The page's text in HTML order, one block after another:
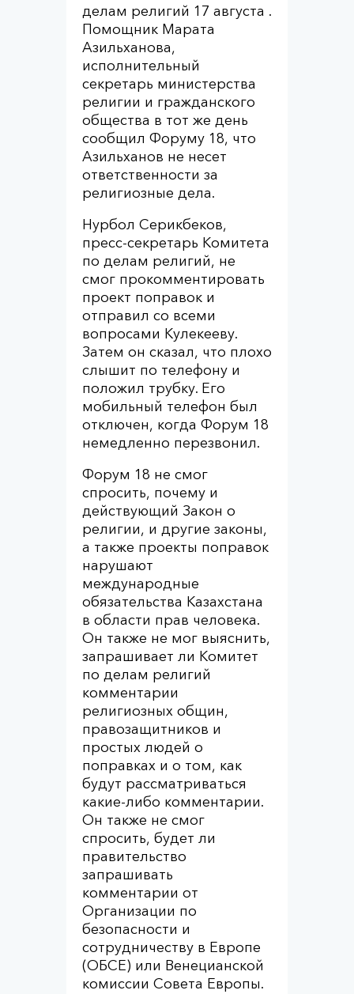
делам религий 17 августа .
Помощник Марата
Азильханова,
исполнительный
секретарь министерства
религии и гражданского
общества в тот же день
сообщил Форуму 18, что
Азильханов не несет
ответственности за
религиозные дела.
Нурбол Серикбеков,
пресс-секретарь Комитета
по делам религий, не
смог прокомментировать
проект поправок и
отправил со всеми
вопросами Кулекееву.
Затем он сказал, что плохо
слышит по телефону и
положил трубку. Его
мобильный телефон был
отключен, когда Форум 18
немедленно перезвонил.
Форум 18 не смог
спросить, почему и
действующий Закон о
религии, и другие законы,
а также проекты поправок
нарушают
международные
обязательства Казахстана
в области прав человека.
Он также не мог выяснить,
запрашивает ли Комитет
по делам религий
комментарии
религиозных общин,
правозащитников и
простых людей о
поправках и о том, как
будут рассматриваться
какие-либо комментарии.
Он также не смог
спросить, будет ли
правительство
запрашивать
комментарии от
Организации по
безопасности и
сотрудничеству в Европе
(ОБСЕ) или Венецианской
комиссии Совета Европы.